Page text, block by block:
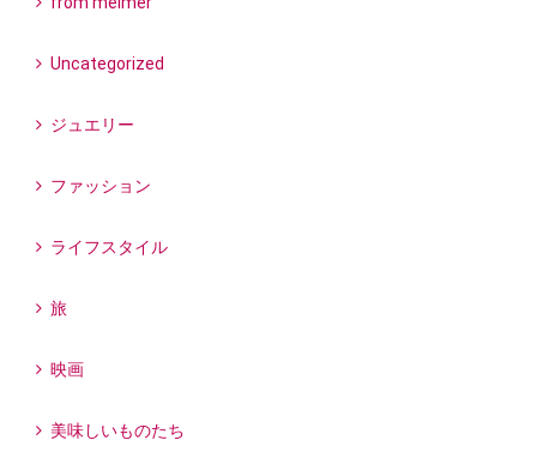
Uncategorized
ジュエリー
ファッション
ライフスタイル
旅
映画
美味しいものたち